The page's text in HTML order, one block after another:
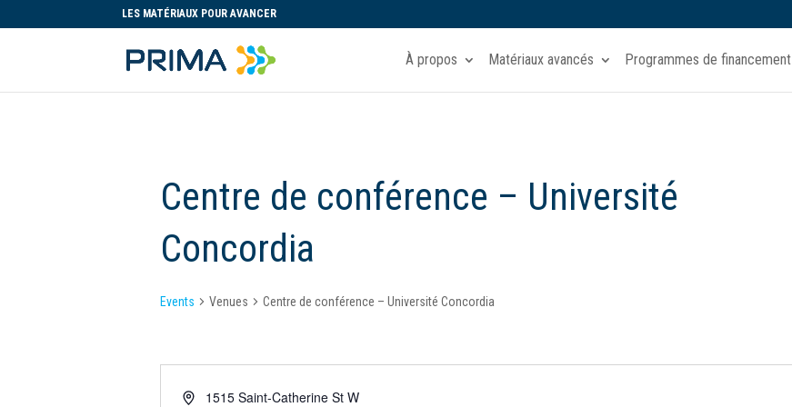
LES MATÉRIAUX POUR AVANCER
À propos Matériaux avancés Programmes de financement
Centre de conférence – Université
Concordia
Events Venues Centre de conférence – Université Concordia
1515 Saint-Catherine St W